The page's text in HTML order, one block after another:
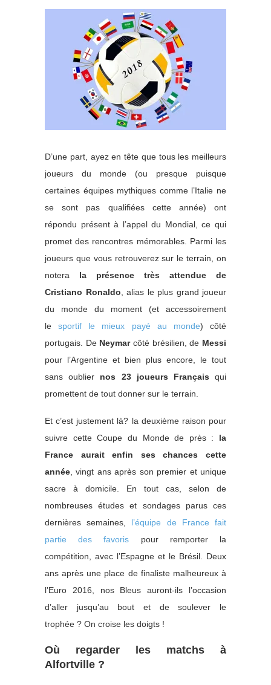
D’une part, ayez en tête que tous les meilleurs
joueurs du monde (ou presque puisque
certaines équipes mythiques comme l’Italie ne
se sont pas qualifiées cette année) ont
répondu présent à l’appel du Mondial, ce qui
promet des rencontres mémorables. Parmi les
joueurs que vous retrouverez sur le terrain, on
notera la présence très attendue de
Cristiano Ronaldo , alias le plus grand joueur
du monde du moment (et accessoirement
lesportif le mieux payé au monde) côté
portugais. De Neymarcôté brésilien, de Messi
pour l’Argentine et bien plus encore, le tout
sans oublier nos 23 joueurs Français qui
promettent de tout donner sur le terrain.
Et c’est justement là? la deuxième raison pour
suivre cette Coupe du Monde de près : la
France aurait enfin ses chances cette
année , vingt ans après son premier et unique
sacre à domicile. En tout cas, selon de
nombreuses études et sondages parus ces
dernières semaines,
l’équipe de France fait
partie des favoris pour remporter la
compétition, avec l’Espagne et le Brésil. Deux
ans après une place de finaliste malheureux à
l’Euro 2016, nos Bleus auront-ils l’occasion
d’aller jusqu’au bout et de soulever le
trophée ? On croise les doigts !
Où regarder les matchs à
Alfortville ?